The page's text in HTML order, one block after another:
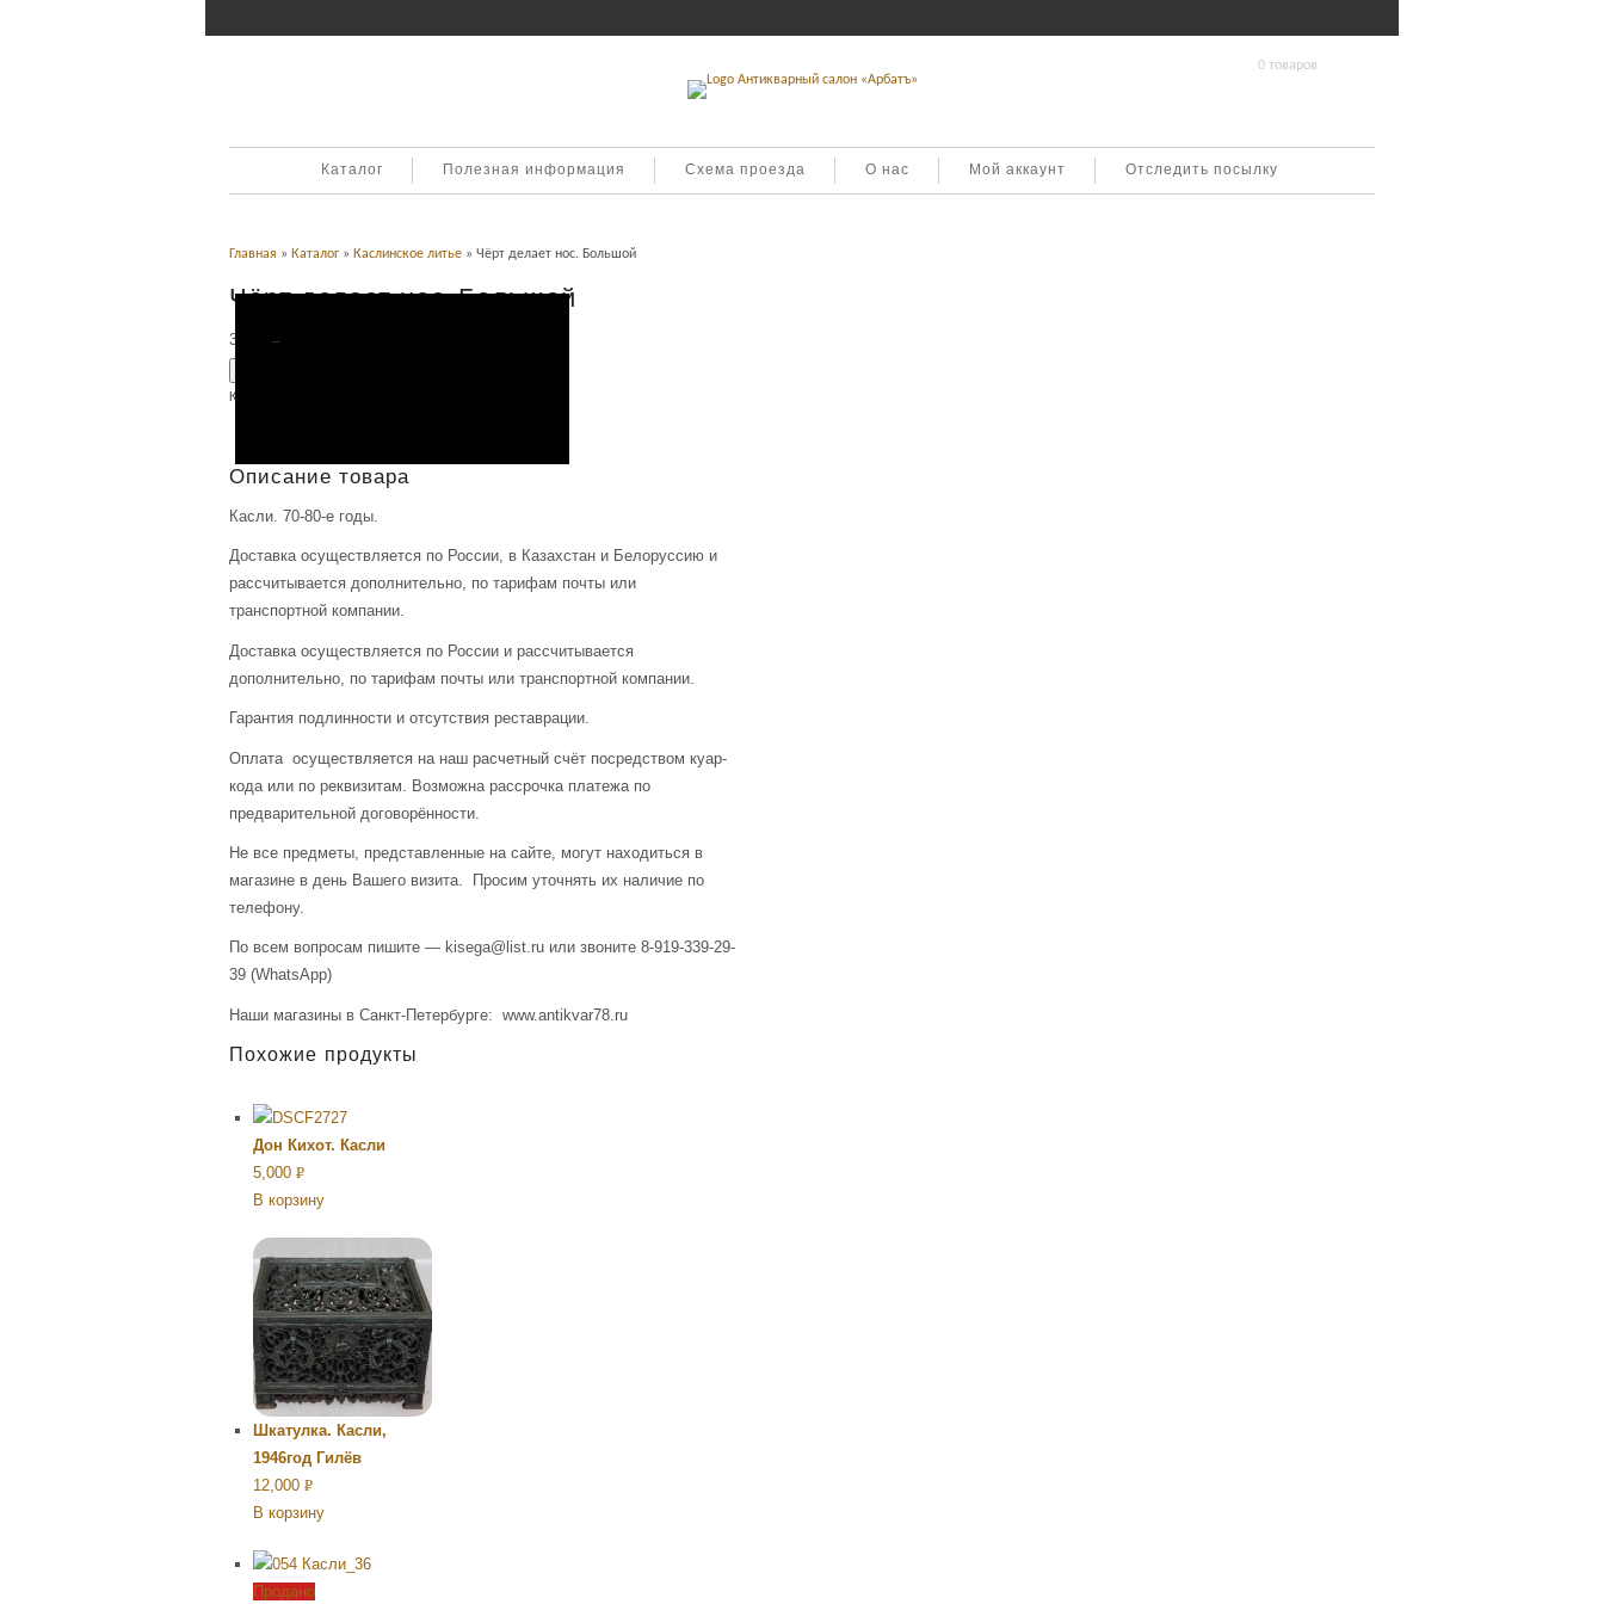
0 товаров
Каталог Полезная информация Схема проезда О нас Мой аккаунт Отследить посылку
Главная » Каталог » Каслинское литье » Чёрт делает нос. Большой
Чёрт делает нос. Большой
3,900 Р
Категория:
Описание товара
Касли. 70-80-е годы.
Доставка осуществляется по России, в Казахстан и Белоруссию и
рассчитывается дополнительно, по тарифам почты или
транспортной компании.
Доставка осуществляется по России и рассчитывается
дополнительно, по тарифам почты или транспортной компании.
Гарантия подлинности и отсутствия реставрации.
Оплата осуществляется на наш расчетный счёт посредством куар-
кода или по реквизитам. Возможна рассрочка платежа по
предварительной договорённости.
Не все предметы, представленные на сайте, могут находиться в
магазине в день Вашего визита. Просим уточнять их наличие по
телефону.
По всем вопросам пишите — kisega@list.ru или звоните 8-919-339-29-
39 (WhatsApp)
Наши магазины в Санкт-Петербурге: www.antikvar78.ru
Похожие продукты
Дон Кихот. Касли
5,000 Р
УБ.
В корзину
Шкатулка. Касли,
1946год Гилёв
12,000 Р
УБ.
В корзину
Продано